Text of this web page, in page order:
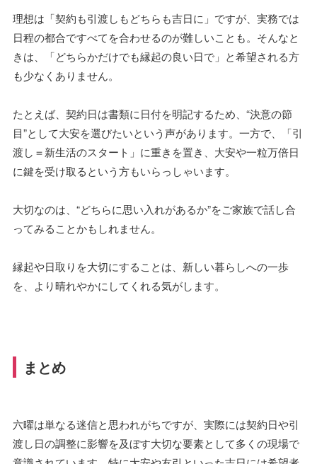
理想は「契約も引渡しもどちらも吉日に」ですが、実務では
日程の都合ですべてを合わせるのが難しいことも。そんなと
きは、「どちらかだけでも縁起の良い日で」と希望される方
も少なくありません。
たとえば、契約日は書類に日付を明記するため、“決意の節
目”として大安を選びたいという声があります。一方で、「引
渡し＝新生活のスタート」に重きを置き、大安や一粒万倍日
に鍵を受け取るという方もいらっしゃいます。
大切なのは、“どちらに思い入れがあるか”をご家族で話し合
ってみることかもしれません。
縁起や日取りを大切にすることは、新しい暮らしへの一歩
を、より晴れやかにしてくれる気がします。
まとめ
六曜は単なる迷信と思われがちですが、実際には契約日や引
渡し日の調整に影響を及ぼす大切な要素として多くの現場で